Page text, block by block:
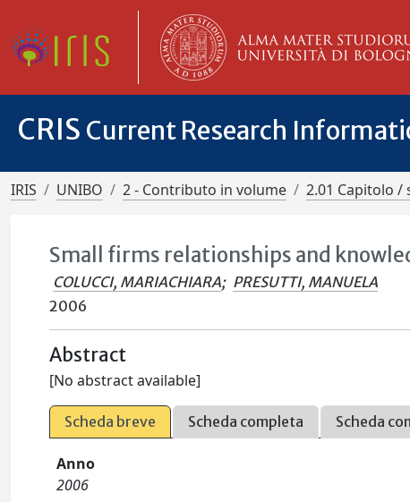
CRIS Current Research
IRIS UNIBO 2 - Contributo in volume 2.01 Capitolo /
Small firms relationships and
COLUCCI, MARIACHIARA; PRESUTTI, MANUELA
2006
Abstract
[No abstract available]
Scheda breve Scheda completa Scheda
Anno
2006